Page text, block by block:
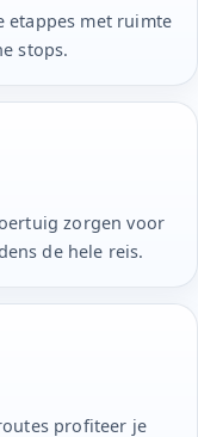
etappes met ruimte
stops.
zorgen voor
de hele reis.
profiteer je